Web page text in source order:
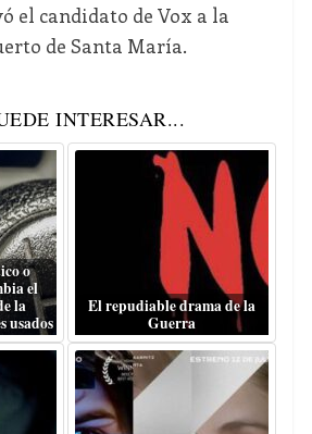
el candidato de Vox a la
de Santa María.
INTERESAR...
o
el
la
usados
El repudiable drama de la
Guerra